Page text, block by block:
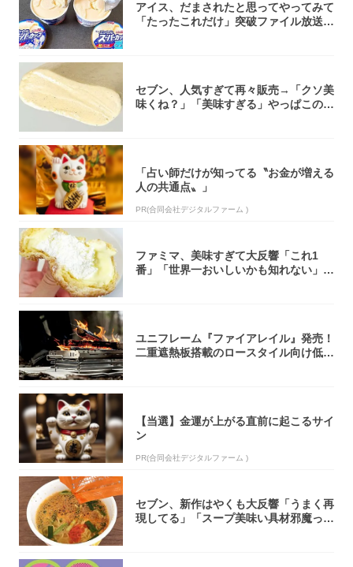
アイス、だまされたと思ってやってみて
「たったこれだけ」突破ファイル放送で
セブン、人気すぎて再々販売→「クソ美
味くね？」「美味すぎる」やっぱこのク
「占い師だけが知ってる〝お金が増える
人の共通点〟」
PR(合同会社デジタルファーム )
ファミマ、美味すぎて大反響「これ1
番」「世界一おいしいかも知れない」
ユニフレーム『ファイアレイル』発売！
二重遮熱板搭載のロースタイル向け低型
【当選】金運が上がる直前に起こるサイ
ン
PR(合同会社デジタルファーム )
セブン、新作はやくも大反響「うまく再
現してる」「スープ美味い具材邪魔って